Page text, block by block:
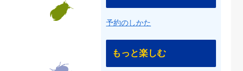
予約のしかた
もっと楽しむ